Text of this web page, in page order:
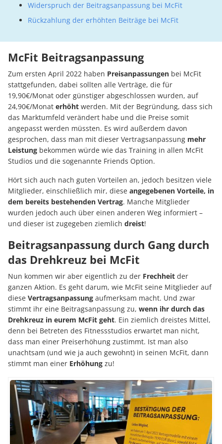
Widerspruch der Beitragsanpassung bei McFit
Rückzahlung der erhöhten Beiträge bei McFit
McFit Beitragsanpassung
Zum ersten April 2022 haben Preisanpassungen bei McFit
stattgefunden, dabei sollten alle Verträge, die für
19,90€/Monat oder günstiger abgeschlossen wurden, auf
24,90€/Monat erhöht werden. Mit der Begründung, dass sich
das Marktumfeld verändert habe und die Preise somit
angepasst werden müssten. Es wird außerdem davon
gesprochen, dass man mit dieser Vertragsanpassung mehr
Leistung bekommen würde wie das Training in allen McFit
Studios und die sogenannte Friends Option.
Hört sich auch nach guten Vorteilen an, jedoch besitzen viele
Mitglieder, einschließlich mir, diese angegebenen Vorteile, in
dem bereits bestehenden Vertrag. Manche Mitglieder
wurden jedoch auch über einen anderen Weg informiert –
und dieser ist zugegeben ziemlich dreist!
Beitragsanpassung durch Gang durch
das Drehkreuz bei McFit
Nun kommen wir aber eigentlich zu der Frechheit der
ganzen Aktion. Es geht darum, wie McFit seine Mitglieder auf
diese Vertragsanpassung aufmerksam macht. Und zwar
stimmt ihr eine Beitragsanpassung zu, wenn ihr durch das
Drehkreuz in eurem McFit geht. Ein ziemlich dreistes Mittel,
denn bei Betreten des Fitnessstudios erwartet man nicht,
dass man einer Preiserhöhung zustimmt. Ist man also
unachtsam (und wie ja auch gewohnt) in seinen McFit, dann
stimmt man einer Erhöhung zu!